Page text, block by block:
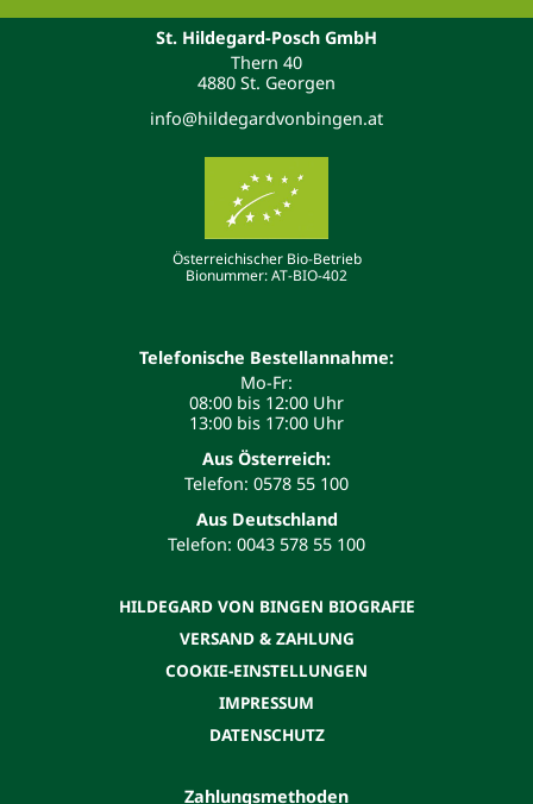
St. Hildegard-Posch GmbH
Thern 40
4880 St. Georgen
info@hildegardvonbingen.at
Österreichischer Bio-Betrieb
Bionummer: AT-BIO-402
Telefonische Bestellannahme:
Mo-Fr:
08:00 bis 12:00 Uhr
13:00 bis 17:00 Uhr
Aus Österreich:
Telefon: 0578 55 100
Aus Deutschland
Telefon: 0043 578 55 100
HILDEGARD VON BINGEN BIOGRAFIE
VERSAND & ZAHLUNG
COOKIE-EINSTELLUNGEN
IMPRESSUM
DATENSCHUTZ
Zahlungsmethoden